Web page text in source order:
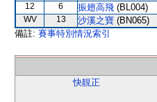
12 6 振翅高飛 (BL004)
WV 13 沙溪之寶 (BN065)
備註: 賽事特別情況索引
快靚正